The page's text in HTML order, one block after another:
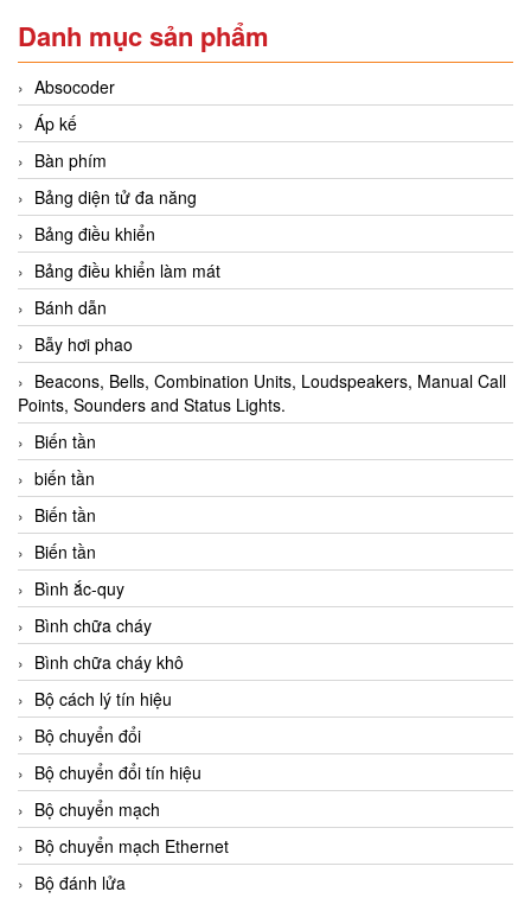
Danh mục sản phẩm
Absocoder
Áp kế
Bàn phím
Bảng diện tử đa năng
Bảng điều khiển
Bảng điều khiển làm mát
Bánh dẫn
Bẫy hơi phao
Beacons, Bells, Combination Units, Loudspeakers, Manual Call
Points, Sounders and Status Lights.
Biến tần
biến tần
Biến tần
Biến tần
Bình ắc-quy
Bình chữa cháy
Bình chữa cháy khô
Bộ cách lý tín hiệu
Bộ chuyển đổi
Bộ chuyển đổi tín hiệu
Bộ chuyển mạch
Bộ chuyển mạch Ethernet
Bộ đánh lửa